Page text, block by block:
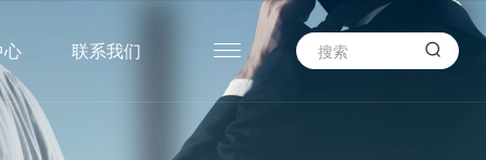
心 联系我们  